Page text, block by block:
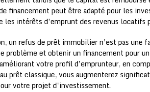
financement peut être adapté pour les
les intérêts d’emprunt des revenus
un refus de prêt immobilier n’est pas
problème et obtenir un financement pour
votre profil d’emprunteur, en
prêt classique, vous augmenterez
votre projet d’investissement.